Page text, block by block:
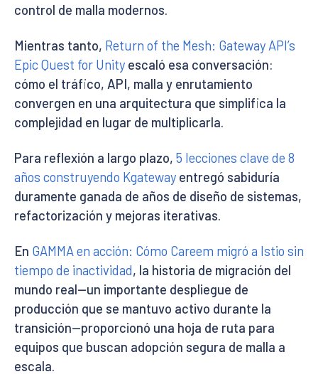
control de malla modernos.
Mientras tanto, Return of the Mesh: Gateway API’s
Epic Quest for Unity escaló esa conversación:
cómo el tráfico, API, malla y enrutamiento
convergen en una arquitectura que simplifica la
complejidad en lugar de multiplicarla.
Para reflexión a largo plazo, 5 lecciones clave de 8
años construyendo Kgateway entregó sabiduría
duramente ganada de años de diseño de sistemas,
refactorización y mejoras iterativas.
En GAMMA en acción: Cómo Careem migró a Istio sin
tiempo de inactividad, la historia de migración del
mundo real—un importante despliegue de
producción que se mantuvo activo durante la
transición—proporcionó una hoja de ruta para
equipos que buscan adopción segura de malla a
escala.